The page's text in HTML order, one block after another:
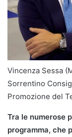
Vincenza Sessa
Sorrentino
Promozione del
Tra le numerose
programma, che